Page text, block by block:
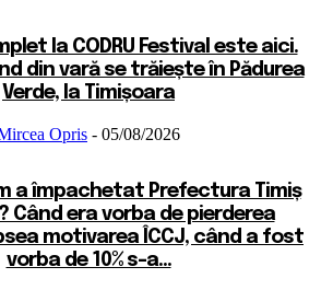
la CODRU Festival este aici.
din vară se trăiește în Pădurea
Verde, la Timișoara
Opris - 05/08/2026
a împachetat Prefectura Timiș
Când era vorba de pierderea
motivarea ÎCCJ, când a fost
vorba de 10% s-a...